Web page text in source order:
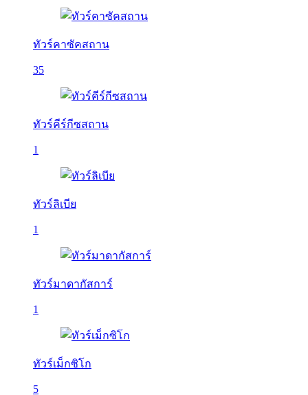
ทัวร์คาซัคสถาน
35
ทัวร์คีร์กีซสถาน
1
ทัวร์ลิเบีย
1
ทัวร์มาดากัสการ์
1
ทัวร์เม็กซิโก
5